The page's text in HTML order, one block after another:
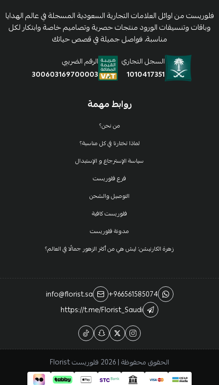
روابط مهمة
من نحن؟
لماذا تختارنا في كل مناسبة؟
سياسة الإسترجاع و الإستبدال
فرع فلوريست
التوصيل والشحن
فلوريست كافية
مدونة فلوريست
زهرة الكارنيشن: ليش هي من أكثر الزهور جمالًا في العالم؟
فلوريست من اوائل العلامات التجارية السعودية المسجلة في عالم الهدايا
وباقات وتنسيقات الورود منتجات حصرية وتصاميم خاصة وابتكار لكل
مناسبة، فواصل جميلة في قصص حياتك
السجل التجاري
1010417351
الرقم الضريبي
300603169700003
+966561585074
info@florist.sa
https://t.me/Florist_Saudi
الحقوق محفوظة | 2026 فلوريست Florist